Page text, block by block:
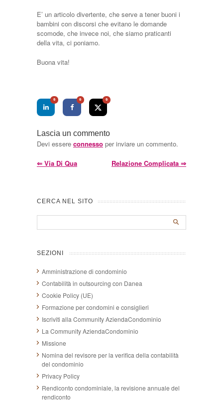
E’ un articolo divertente, che serve a tener buoni i
bambini con discorsi che evitano le domande
scomode, che invece noi, che siamo praticanti
della vita, ci poniamo.
Buona vita!
0 0 0
Lascia un commento
Devi essere connesso per inviare un commento.
⇐ Via Di Qua Relazione Complicata ⇒
CERCA NEL SITO
SEZIONI
Amministrazione di condominio
Contabilità in outsourcing con Danea
Cookie Policy (UE)
Formazione per condomini e consiglieri
Iscriviti alla Community AziendaCondominio
La Community AziendaCondominio
Missione
Nomina del revisore per la verifica della contabilità
del condominio
Privacy Policy
Rendiconto condominiale, la revisione annuale del
rendiconto